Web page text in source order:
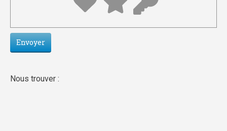
Nous trouver :